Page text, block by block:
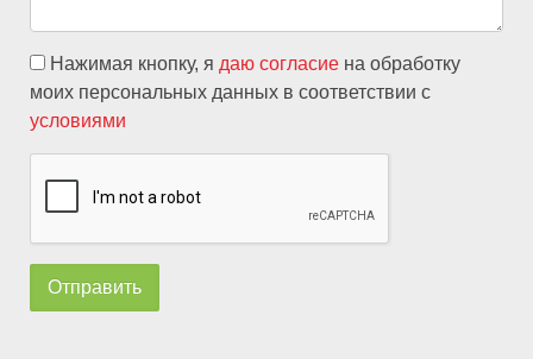
Нажимая кнопку, я даю согласие на обработку
моих персональных данных в соответствии с
условиями